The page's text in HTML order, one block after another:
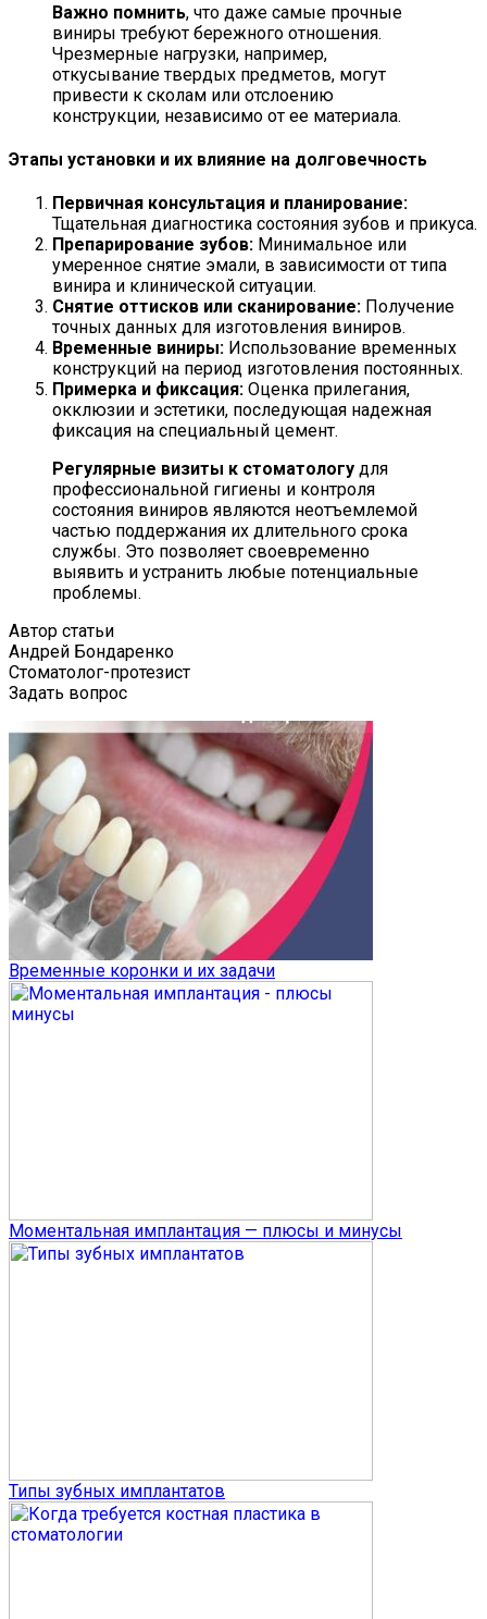
Важно помнить, что даже самые прочные
виниры требуют бережного отношения.
Чрезмерные нагрузки, например,
откусывание твердых предметов, могут
привести к сколам или отслоению
конструкции, независимо от ее материала.
Этапы установки и их влияние на долговечность
Первичная консультация и планирование:
Тщательная диагностика состояния зубов и прикуса.
Препарирование зубов: Минимальное или
умеренное снятие эмали, в зависимости от типа
винира и клинической ситуации.
Снятие оттисков или сканирование: Получение
точных данных для изготовления виниров.
Временные виниры: Использование временных
конструкций на период изготовления постоянных.
Примерка и фиксация: Оценка прилегания,
окклюзии и эстетики, последующая надежная
фиксация на специальный цемент.
Регулярные визиты к стоматологу для
профессиональной гигиены и контроля
состояния виниров являются неотъемлемой
частью поддержания их длительного срока
службы. Это позволяет своевременно
выявить и устранить любые потенциальные
проблемы.
Автор статьи
Андрей Бондаренко
Стоматолог-протезист
Задать вопрос
Временные коронки и их задачи
Моментальная имплантация — плюсы и минусы
Типы зубных имплантатов